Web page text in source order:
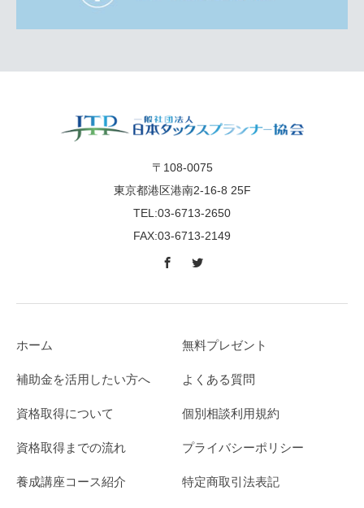
〒108-0075
東京都港区港南2-16-8 25F
TEL:03-6713-2650
FAX:03-6713-2149
ホーム
補助金を活用したい方へ
資格取得について
資格取得までの流れ
養成講座コース紹介
無料プレゼント
よくある質問
個別相談利用規約
プライバシーポリシー
特定商取引法表記